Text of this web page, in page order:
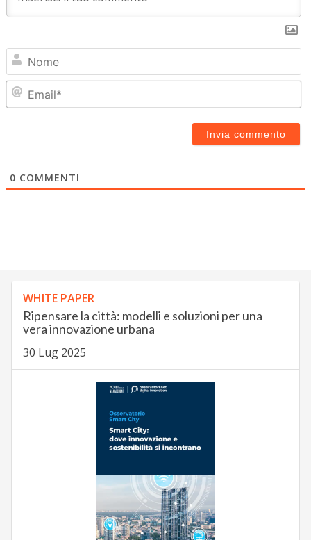
0 COMMENTI
WHITE PAPER
Ripensare la città: modelli e soluzioni per una
vera innovazione urbana
30 Lug 2025